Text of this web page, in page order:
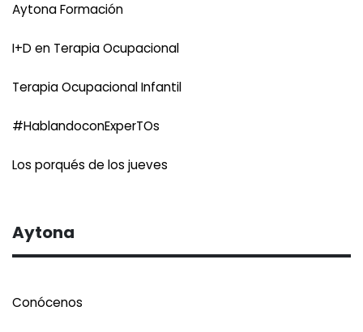
Aytona Formación
I+D en Terapia Ocupacional
Terapia Ocupacional Infantil
#HablandoconExperTOs
Los porqués de los jueves
Aytona
Conócenos